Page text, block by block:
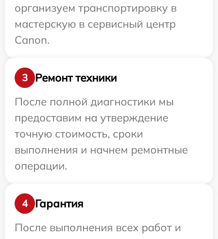
организуем транспортировку в
мастерскую в сервисный центр
Canon.
3
Ремонт техники
После полной диагностики мы
предоставим на утверждение
точную стоимость, сроки
выполнения и начнем ремонтные
операции.
4
Гарантия
После выполнения всех работ и